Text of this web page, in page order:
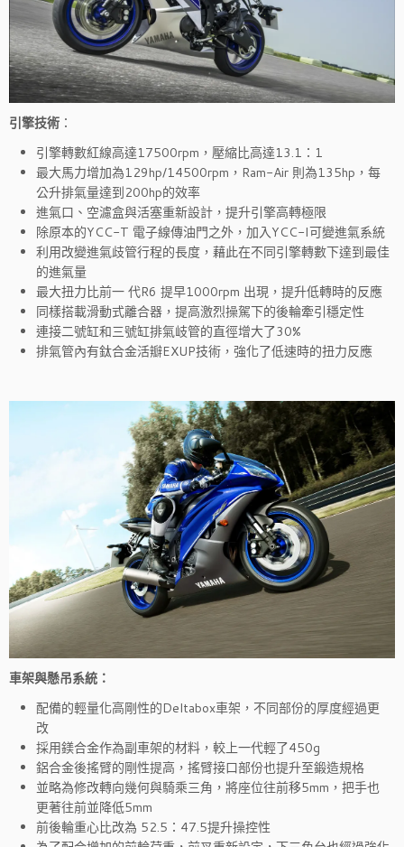
引擎技術 ：
引擎轉數紅線高達17500rpm，壓縮比高達13.1：1
最大馬力增加為129hp/14500rpm，Ram-Air 則為135hp，每
公升排氣量達到200hp的效率
進氣口、空濾盒與活塞重新設計，提升引擎高轉極限
除原本的YCC-T 電子線傳油門之外，加入YCC-I可變進氣系統
利用改變進氣歧管行程的長度，藉此在不同引擎轉數下達到最佳
的進氣量
最大扭力比前一 代R6 提早1000rpm 出現，提升低轉時的反應
同樣搭載滑動式離合器，提高激烈操駕下的後輪牽引穩定性
連接二號缸和三號缸排氣岐管的直徑增大了30%
排氣管內有鈦合金活瓣EXUP技術，強化了低速時的扭力反應
車架與懸吊系統：
配備的輕量化高剛性的Deltabox車架，不同部份的厚度經過更
改
採用鎂合金作為副車架的材料，較上一代輕了450g
鋁合金後搖臂的剛性提高，搖臂接口部份也提升至鍛造規格
並略為修改轉向幾何與騎乘三角，將座位往前移5mm，把手也
更著往前並降低5mm
前後輪重心比改為 52.5：47.5提升操控性